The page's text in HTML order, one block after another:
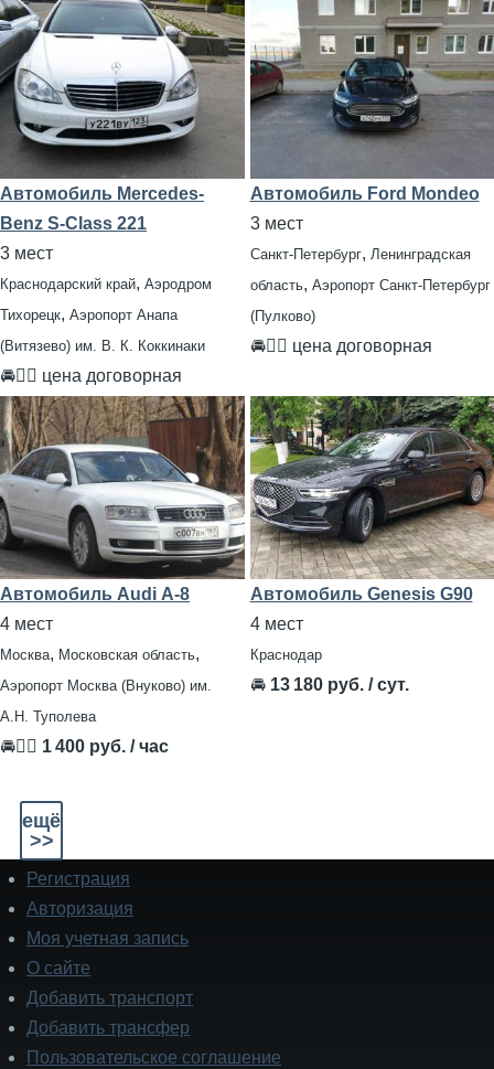
Автомобиль Mercedes-
Benz S-Class 221
3 мест
Краснодарский край, Аэродром
Тихорецк, Аэропорт Анапа
(Витязево) им. В. К. Коккинаки
🚘👨‍✈ цена договорная
Автомобиль Ford Mondeo
3 мест
Санкт-Петербург, Ленинградская
область, Аэропорт Санкт-Петербург
(Пулково)
🚘👨‍✈ цена договорная
Автомобиль Audi А-8
4 мест
Москва, Московская область,
Аэропорт Москва (Внуково) им.
А.Н. Туполева
🚘👨‍✈ 1 400 руб. / час
Автомобиль Genesis G90
4 мест
Краснодар
🚘 13 180 руб. / сут.
ещё
>>
Подвал
Регистрация
Авторизация
Моя учетная запись
О сайте
Добавить транспорт
Добавить трансфер
Пользовательское соглашение